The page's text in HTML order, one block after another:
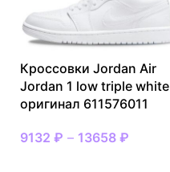
Кроссовки Jordan Air
Jordan 1 low triple white
оригинал 611576011
9132 ₽ – 13658 ₽